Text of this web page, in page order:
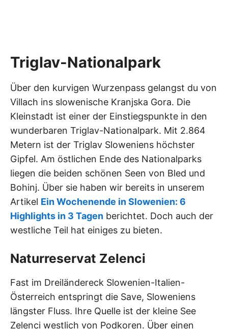
Triglav-Nationalpark
Über den kurvigen Wurzenpass gelangst du von
Villach ins slowenische Kranjska Gora. Die
Kleinstadt ist einer der Einstiegspunkte in den
wunderbaren Triglav-Nationalpark. Mit 2.864
Metern ist der Triglav Sloweniens höchster
Gipfel. Am östlichen Ende des Nationalparks
liegen die beiden schönen Seen von Bled und
Bohinj. Über sie haben wir bereits in unserem
Artikel Ein Wochenende in Slowenien: 6
Highlights in 3 Tagen berichtet. Doch auch der
westliche Teil hat einiges zu bieten.
Naturreservat Zelenci
Fast im Dreiländereck Slowenien-Italien-
Österreich entspringt die Save, Sloweniens
längster Fluss. Ihre Quelle ist der kleine See
Zelenci westlich von Podkoren. Über einen